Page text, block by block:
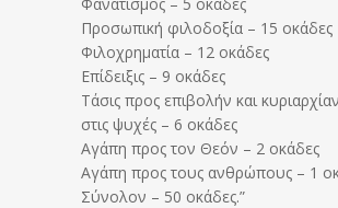
Προσωπική φιλοδοξία – 15 οκάδες
Φιλοχρηματία – 12 οκάδες
Επίδειξις – 9 οκάδες
Τάσις προς επιβολήν και
στις ψυχές – 6 οκάδες
Αγάπη προς τον Θεόν – 2 οκάδες
Αγάπη προς τους ανθρώπους – 1
Σύνολον – 50 οκάδες.”